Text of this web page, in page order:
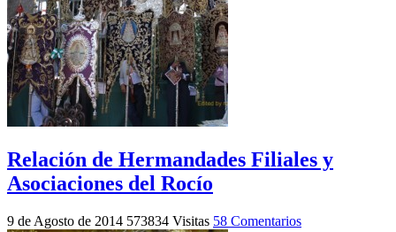
Relación de Hermandades Filiales y
Asociaciones del Rocío
9 de Agosto de 2014 573834 Visitas 58 Comentarios